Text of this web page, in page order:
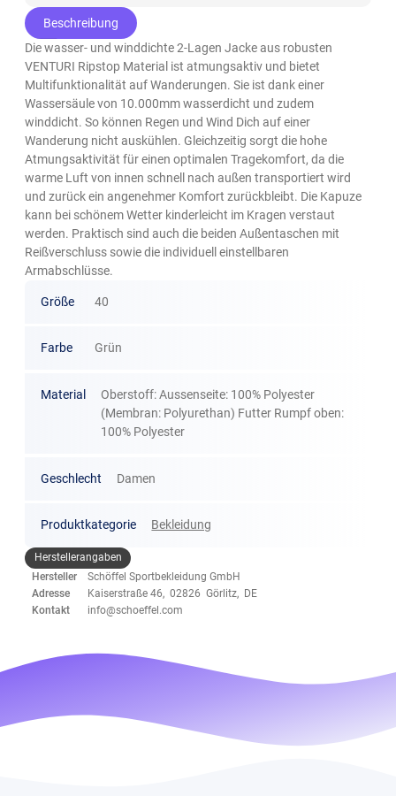
Beschreibung
Die wasser- und winddichte 2-Lagen Jacke aus robusten
VENTURI Ripstop Material ist atmungsaktiv und bietet
Multifunktionalität auf Wanderungen. Sie ist dank einer
Wassersäule von 10.000mm wasserdicht und zudem
winddicht. So können Regen und Wind Dich auf einer
Wanderung nicht auskühlen. Gleichzeitig sorgt die hohe
Atmungsaktivität für einen optimalen Tragekomfort, da die
warme Luft von innen schnell nach außen transportiert wird
und zurück ein angenehmer Komfort zurückbleibt. Die Kapuze
kann bei schönem Wetter kinderleicht im Kragen verstaut
werden. Praktisch sind auch die beiden Außentaschen mit
Reißverschluss sowie die individuell einstellbaren
Armabschlüsse.
Größe 40
Farbe Grün
Material
Oberstoff: Aussenseite: 100% Polyester
(Membran: Polyurethan) Futter Rumpf oben:
100% Polyester
Geschlecht Damen
Produktkategorie Bekleidung
Herstellerangaben
Hersteller
Schöffel Sportbekleidung GmbH
Adresse
Kaiserstraße 46, 02826 Görlitz, DE
Kontakt
info@schoeffel.com